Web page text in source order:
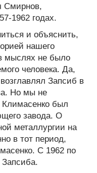
Смирнов,
1962 годах.
и объяснить,
нашего
мыслях не было
человека. Да,
Запсиб в
Но мы не
был
завода. О
металлургии на
в тот период,
С 1962 по